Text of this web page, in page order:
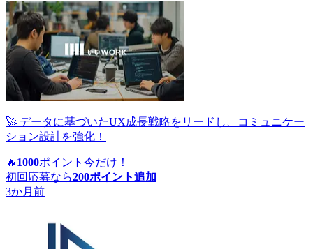
🚀 データに基づいたUX成長戦略をリードし、コミュニケー
ション設計を強化！
🔥 1000ポイント 今だけ！
初回応募なら200ポイント追加
3か月前